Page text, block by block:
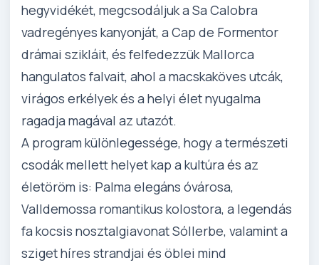
hegyvidékét, megcsodáljuk a Sa Calobra
vadregényes kanyonját, a Cap de Formentor
drámai szikláit, és felfedezzük Mallorca
hangulatos falvait, ahol a macskaköves utcák,
virágos erkélyek és a helyi élet nyugalma
ragadja magával az utazót.
A program különlegessége, hogy a természeti
csodák mellett helyet kap a kultúra és az
életöröm is: Palma elegáns óvárosa,
Valldemossa romantikus kolostora, a legendás
fa kocsis nosztalgiavonat Sóllerbe, valamint a
sziget híres strandjai és öblei mind